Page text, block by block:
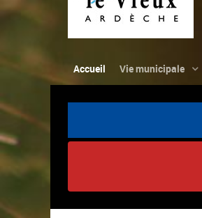
Accueil Vie municipale